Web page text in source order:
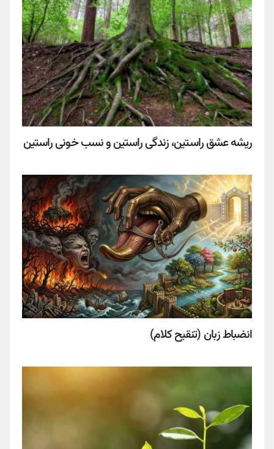
ریشه عشق راستین، زندگی راستین و نسب خونی راستین
انضباط زبان (تنقیح کلام)